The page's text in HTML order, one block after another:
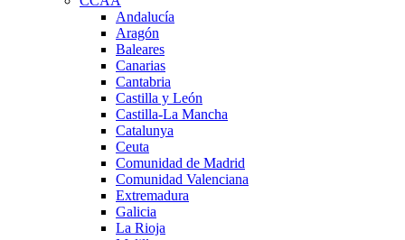
Andalucía
Aragón
Baleares
Canarias
Cantabria
Castilla y León
Castilla-La Mancha
Catalunya
Ceuta
Comunidad de Madrid
Comunidad Valenciana
Extremadura
Galicia
La Rioja